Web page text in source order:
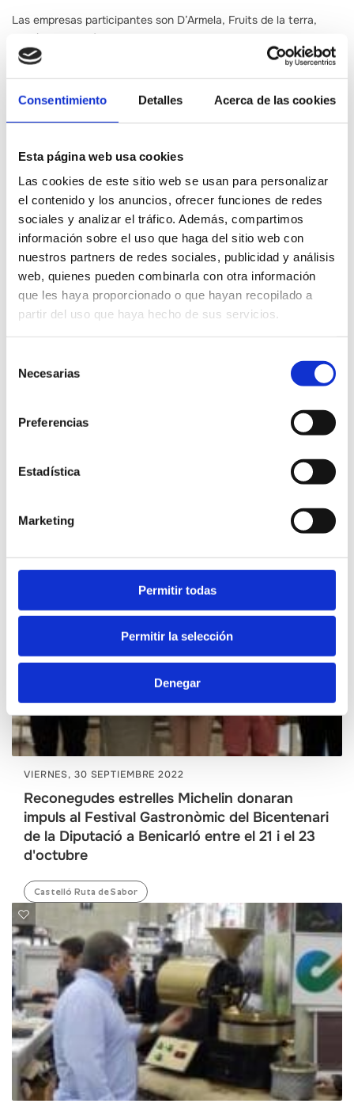
Consentimiento Detalles Acerca de las cookies
Esta página web usa cookies
Las cookies de este sitio web se usan para personalizar
el contenido y los anuncios, ofrecer funciones de redes
sociales y analizar el tráfico. Además, compartimos
información sobre el uso que haga del sitio web con
nuestros partners de redes sociales, publicidad y análisis
web, quienes pueden combinarla con otra información
que les haya proporcionado o que hayan recopilado a
partir del uso que haya hecho de sus servicios.
Necesarias
Preferencias
Estadística
Marketing
Permitir todas
Permitir la selección
Denegar
Las empresas participantes son D’Armela, Fruits de la terra,
Martí Roca Ecològic, Nature Tasty, Tot de Poble, Tomata de
Penjar, Palancia Sabores de Vida, Olis Cuquello, Croquellanas,
Contenidos relacionados
La Diputación de Castellón reúne en Vinaròs
Festival Gastronómico Castelló Ruta de Sabor
VIERNES, 30 SEPTIEMBRE 2022
Reconegudes estrelles Michelin donaran
impuls al Festival Gastronòmic del Bicentenari
de la Diputació a Benicarló entre el 21 i el 23
d'octubre
Castelló Ruta de Sabor